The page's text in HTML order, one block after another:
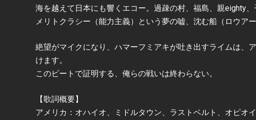
海を越えて日本にも響くエコー。過疎の村、福島、親eighty、
メリトクラシー（能力主義）という夢の嘘、沈む船（ロウア
絶望がマイクになり、ハマーフミアキが吐き出すライムは、
けます。
このビートで証明する、俺らの戦いは終わらない。
【歌詞概要】
アメリカ：オハイオ、ミドルタウン、ラストベルト、オピオ